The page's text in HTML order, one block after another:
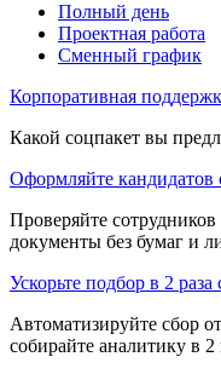
Полный день
Проектная работа
Сменный график
Корпоративная
Какой соцпакет вы
Оформляйте кандидатов
Проверяйте
документы без бумаг и
Ускорьте подбор в 2 раза
Автоматизируйте сбор
собирайте аналитику в 2